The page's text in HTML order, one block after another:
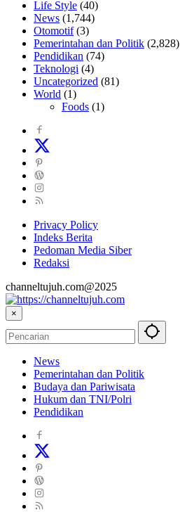
Life Style (40)
News (1,744)
Otomotif(3)
Pemerintahan dan Politik (2,828)
Pendidikan (74)
Teknologi (4)
Uncategorized (81)
World (1)
Foods (1)
Privacy Policy
Indeks Berita
Pedoman Media Siber
Redaksi
channeltujuh.com@2025
×
News
Pemerintahan dan Politik
Budaya dan Pariwisata
Hukum dan TNI/Polri
Pendidikan